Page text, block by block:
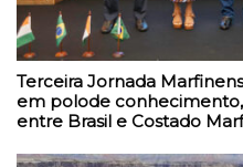
Terceira Jornada
em polode
entre Brasil e Costado